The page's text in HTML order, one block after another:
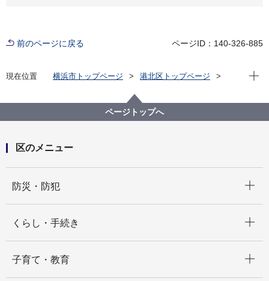
前のページに戻る ページID：140-326-885
現在位置 横浜市トップページ
港北区トップページ
港北区の公園・緑道
公園・緑道（地図検索）
港北区の公園・緑道（地図検索）Ｃ－２
現在
ページトップへ
区のメニュー
防災・防犯
くらし・手続き
子育て・教育